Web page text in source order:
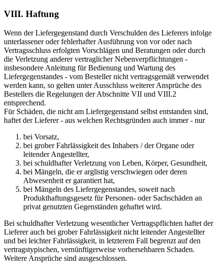
VIII. Haftung
Wenn der Liefergegenstand durch Verschulden des Lieferers infolge
unterlassener oder fehlerhafter Ausführung von vor oder nach
Vertragsschluss erfolgten Vorschlägen und Beratungen oder durch
die Verletzung anderer vertraglicher Nebenverpflichtungen -
insbesondere Anleitung für Bedienung und Wartung des
Liefergegenstandes - vom Besteller nicht vertragsgemäß verwendet
werden kann, so gelten unter Ausschluss weiterer Ansprüche des
Bestellers die Regelungen der Abschnitte VII und VIII.2
entsprechend.
Für Schäden, die nicht am Liefergegenstand selbst entstanden sind,
haftet der Lieferer - aus welchen Rechtsgründen auch immer - nur
bei Vorsatz,
bei grober Fahrlässigkeit des Inhabers / der Organe oder
leitender Angestellter,
bei schuldhafter Verletzung von Leben, Körper, Gesundheit,
bei Mängeln, die er arglistig verschwiegen oder deren
Abwesenheit er garantiert hat,
bei Mängeln des Liefergegenstandes, soweit nach
Produkthaftungsgesetz für Personen- oder Sachschäden an
privat genutzten Gegenständen gehaftet wird.
Bei schuldhafter Verletzung wesentlicher Vertragspflichten haftet der
Lieferer auch bei grober Fahrlässigkeit nicht leitender Angestellter
und bei leichter Fahrlässigkeit, in letzterem Fall begrenzt auf den
vertragstypischen, vernünftigerweise vorhersehbaren Schaden.
Weitere Ansprüche sind ausgeschlossen.